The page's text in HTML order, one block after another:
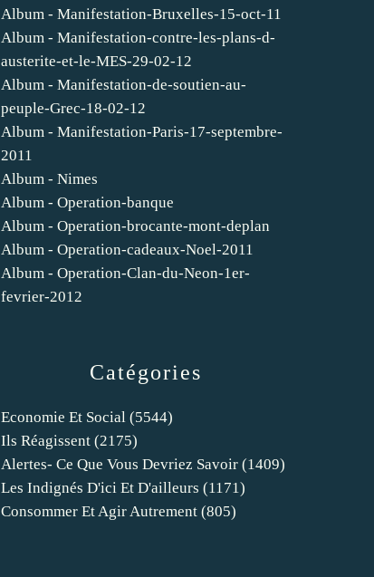
Catégories
Economie Et Social (5544)
Ils Réagissent (2175)
Alertes- Ce Que Vous Devriez Savoir (1409)
Les Indignés D'ici Et D'ailleurs (1171)
Consommer Et Agir Autrement (805)
Album - Manifestation-Bruxelles-15-oct-11
Album - Manifestation-contre-les-plans-d-
austerite-et-le-MES-29-02-12
Album - Manifestation-de-soutien-au-
peuple-Grec-18-02-12
Album - Manifestation-Paris-17-septembre-
2011
Album - Nimes
Album - Operation-banque
Album - Operation-brocante-mont-deplan
Album - Operation-cadeaux-Noel-2011
Album - Operation-Clan-du-Neon-1er-
fevrier-2012